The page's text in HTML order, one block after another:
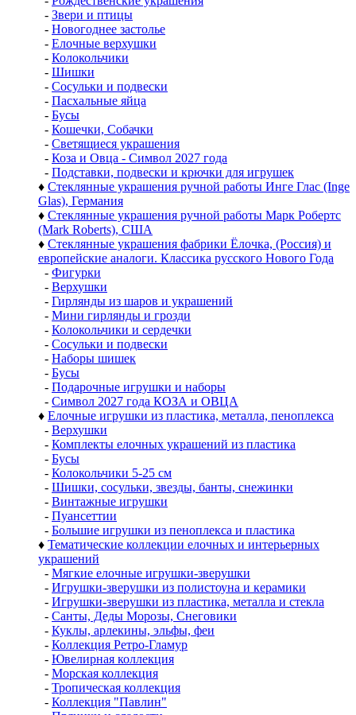
- Звери и птицы
- Новогоднее застолье
- Елочные верхушки
- Колокольчики
- Шишки
- Сосульки и подвески
- Пасхальные яйца
- Бусы
- Кошечки, Собачки
- Светящиеся украшения
- Коза и Овца - Символ 2027 года
- Подставки, подвески и крючки для игрушек
♦ Стеклянные украшения ручной работы Инге Глас (Inge
Glas), Германия
♦ Стеклянные украшения ручной работы Марк Робертс
(Mark Roberts), США
♦ Стеклянные украшения фабрики Ёлочка, (Россия) и
европейские аналоги. Классика русского Нового Года
- Фигурки
- Верхушки
- Гирлянды из шаров и украшений
- Мини гирлянды и грозди
- Колокольчики и сердечки
- Сосульки и подвески
- Наборы шишек
- Бусы
- Подарочные игрушки и наборы
- Символ 2027 года КОЗА и ОВЦА
♦ Елочные игрушки из пластика, металла, пеноплекса
- Верхушки
- Комплекты елочных украшений из пластика
- Бусы
- Колокольчики 5-25 см
- Шишки, сосульки, звезды, банты, снежинки
- Винтажные игрушки
- Пуансеттии
- Большие игрушки из пеноплекса и пластика
♦ Тематические коллекции елочных и интерьерных
украшений
- Мягкие елочные игрушки-зверушки
- Игрушки-зверушки из полистоуна и керамики
- Игрушки-зверушки из пластика, металла и стекла
- Санты, Деды Морозы, Снеговики
- Куклы, арлекины, эльфы, феи
- Коллекция Ретро-Гламур
- Ювелирная коллекция
- Морская коллекция
- Тропическая коллекция
- Коллекция "Павлин"